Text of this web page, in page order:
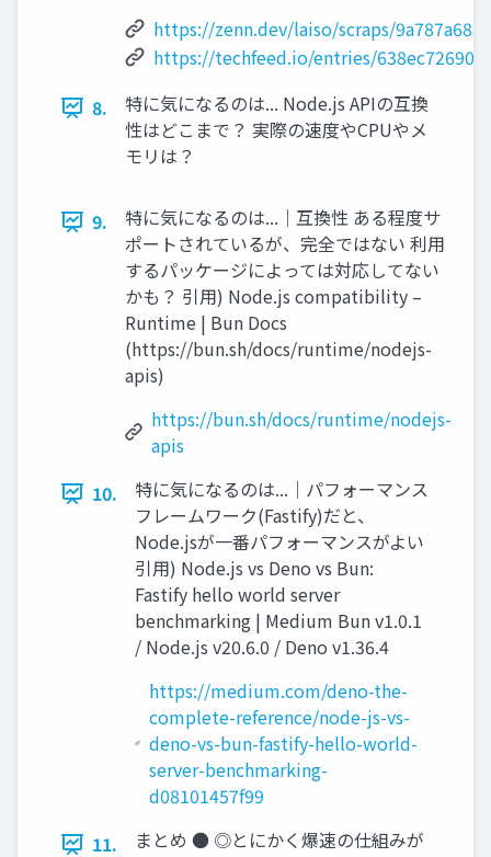
https://zenn.dev/laiso/scraps/
https://techfeed.io/entries/
8.
特に気になるのは... Node.js APIの互換
性はどこまで？ 実際の速度やCPUやメ
モリは？
9.
特に気になるのは...｜互換性 ある程度サ
ポートされているが、完全ではない 利用
するパッケージによっては対応してない
かも？ 引用) Node.js compatibility –
Runtime | Bun Docs
(https://bun.sh/docs/runtime/nodejs-
apis)
https://bun.sh/docs/runtime/nodejs-
apis
10.
特に気になるのは...｜パフォーマンス
フレームワーク(Fastify)だと、
Node.jsが一番パフォーマンスがよい
引用) Node.js vs Deno vs Bun:
Fastify hello world server
benchmarking | Medium Bun v1.0.1
/ Node.js v20.6.0 / Deno v1.36.4
https://medium.com/deno-the-
complete-reference/node-js-vs-
deno-vs-bun-fastify-hello-world-
server-benchmarking-
d08101457f99
11.
まとめ ● ◎とにかく爆速の仕組みが